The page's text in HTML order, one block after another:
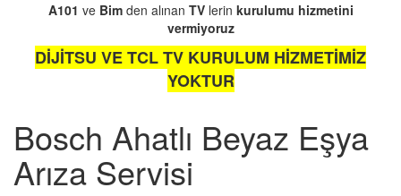
A101 ve Bimden alınan TVlerin kurulumu hizmetini
vermiyoruz
DİJİTSU VE TCL TV KURULUM HİZMETİMİZ
YOKTUR
Bosch Ahatlı Beyaz Eşya
Arıza Servisi